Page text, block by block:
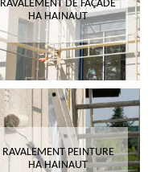
RAVALEMENT DE FAÇADE
HA HAINAUT
RAVALEMENT PEINTURE
HA HAINAUT